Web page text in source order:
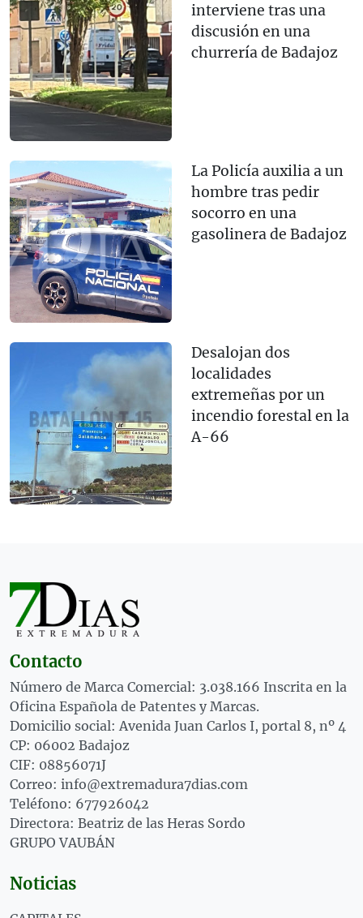
interviene tras una
discusión en una
churrería de Badajoz
La Policía auxilia a un
hombre tras pedir
socorro en una
gasolinera de Badajoz
Desalojan dos
localidades
extremeñas por un
incendio forestal en la
A-66
Contacto
Número de Marca Comercial: 3.038.166 Inscrita en la
Oficina Española de Patentes y Marcas.
Domicilio social: Avenida Juan Carlos I, portal 8, nº 4
CP: 06002 Badajoz
CIF: 08856071J
Correo: info@extremadura7dias.com
Teléfono: 677926042
Directora: Beatriz de las Heras Sordo
GRUPO VAUBÁN
Noticias